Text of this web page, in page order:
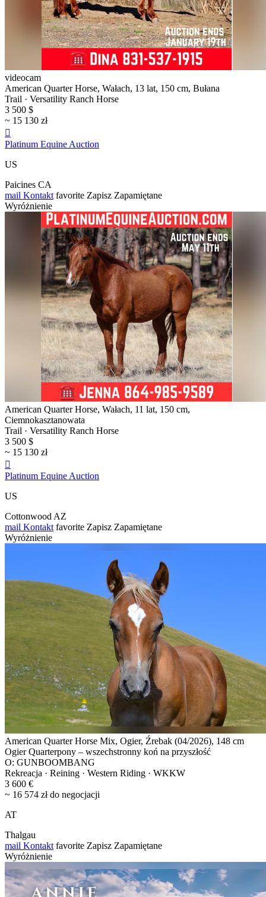
videocam
American Quarter Horse, Wałach, 13 lat, 150 cm, Bułana
Trail · Versatility Ranch Horse
3 500 $
~ 15 130 zł

Platinum Equine Auction
US
Paicines CA
mail Kontakt favorite Zapisz Zapamiętane
Wyróżnienie
American Quarter Horse, Wałach, 11 lat, 150 cm,
Ciemnokasztanowata
Trail · Versatility Ranch Horse
3 500 $
~ 15 130 zł

Platinum Equine Auction
US
Cottonwood AZ
mail Kontakt favorite Zapisz Zapamiętane
Wyróżnienie
American Quarter Horse Mix, Ogier, Źrebak (04/2026), 148 cm
Ogier Quarterpony – wszechstronny koń na przyszłość
O: GUNBOOMBANG
Rekreacja · Reining · Western Riding · WKKW
3 600 €
~ 16 574 zł do negocjacji
AT
Thalgau
mail Kontakt favorite Zapisz Zapamiętane
Wyróżnienie